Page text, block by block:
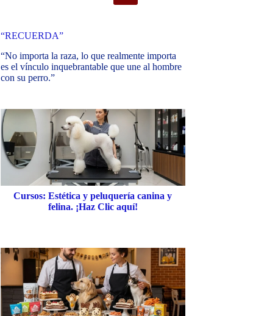
“RECUERDA”
“No importa la raza, lo que realmente importa
es el vínculo inquebrantable que une al hombre
con su perro.”
Cursos: Estética y peluquería canina y
felina. ¡Haz Clic aquí!